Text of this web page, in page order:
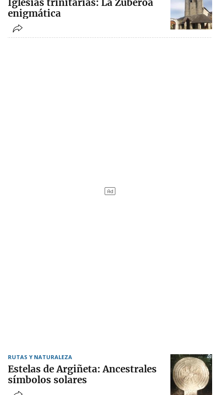
Iglesias trinitarias: La Zuberoa
enigmática
RUTAS Y NATURALEZA
Estelas de Argiñeta: Ancestrales
símbolos solares